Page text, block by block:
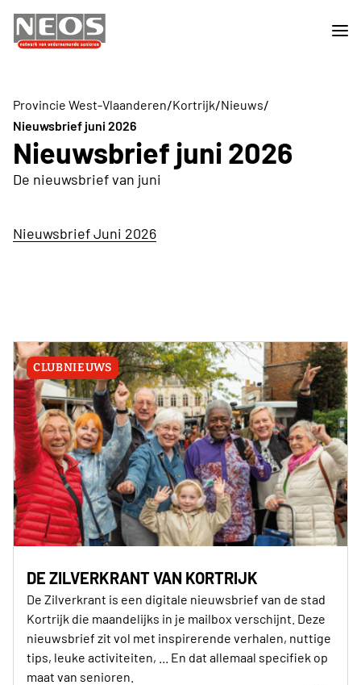
Provincie West-Vlaanderen/Kortrijk/Nieuws/
Nieuwsbrief juni 2026
Nieuwsbrief juni 2026
De nieuwsbrief van juni
Nieuwsbrief Juni 2026
CLUBNIEUWS
DE ZILVERKRANT VAN KORTRIJK
De Zilverkrant is een digitale nieuwsbrief van de stad
Kortrijk die maandelijks in je mailbox verschijnt. Deze
nieuwsbrief zit vol met inspirerende verhalen, nuttige
tips, leuke activiteiten, ... En dat allemaal specifiek op
maat van senioren.